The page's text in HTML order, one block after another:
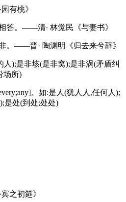
有桃》
答。——清· 林觉民《与妻书》
。——晋· 陶渊明《归去来兮辞》
人);是非垓(是非窝);是非涡(矛盾纠
场所)
。如:是人(犹人人,任何人);
是处(到处;处处)
之初筵》